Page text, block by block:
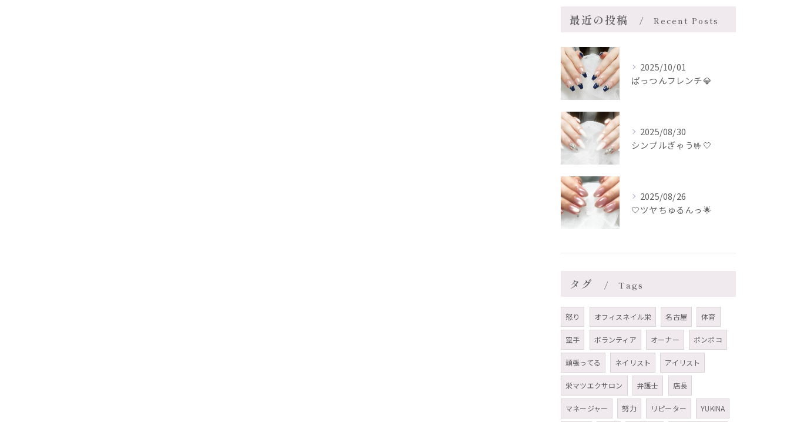
最近の投稿 Recent Posts
2025/10/01
ぱっつんフレンチ💎
2025/08/30
シンプルぎゃう🤟🤍
2025/08/26
🤍ツヤちゅるんっ🌟
タグ Tags
怒り オフィスネイル栄 名古屋 体育
空手 ボランティア オーナー ポンポコ
頑張ってる ネイリスト アイリスト
栄マツエクサロン 弁護士 店長
マネージャー 努力 リピーター YUKINA